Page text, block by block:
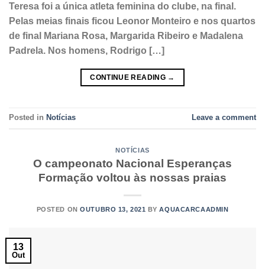
Teresa foi a única atleta feminina do clube, na final.
Pelas meias finais ficou Leonor Monteiro e nos quartos
de final Mariana Rosa, Margarida Ribeiro e Madalena
Padrela. Nos homens, Rodrigo […]
CONTINUE READING →
Posted in Notícias Leave a comment
NOTÍCIAS
O campeonato Nacional Esperanças
Formação voltou às nossas praias
POSTED ONOUTUBRO 13, 2021 BYAQUACARCAADMIN
13
Out